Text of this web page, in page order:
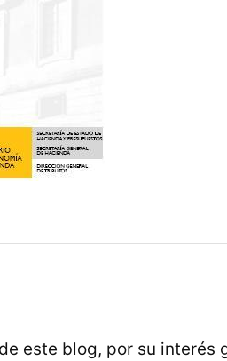
este blog, por su interés